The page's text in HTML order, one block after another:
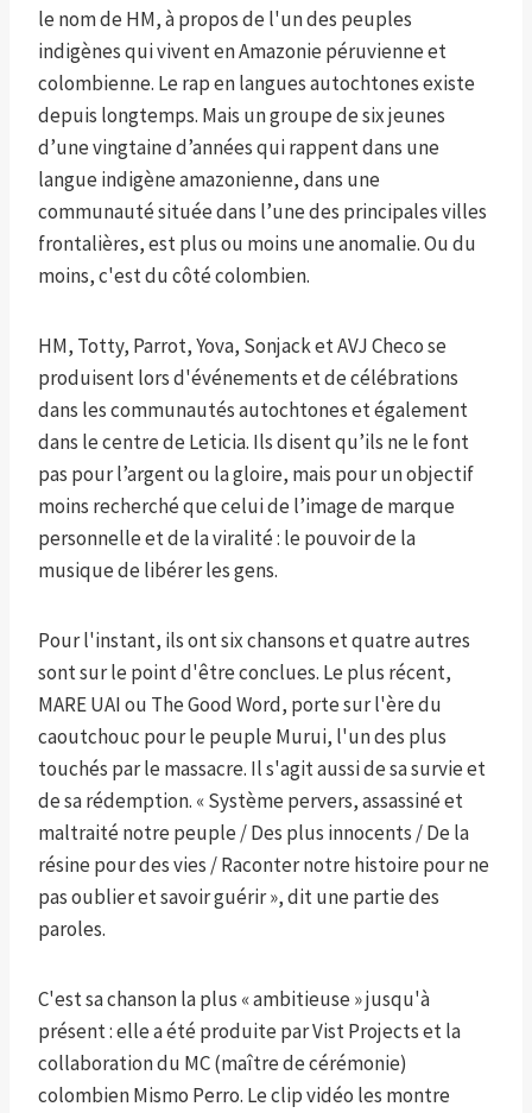
le nom de HM, à propos de l'un des peuples
indigènes qui vivent en Amazonie péruvienne et
colombienne. Le rap en langues autochtones existe
depuis longtemps. Mais un groupe de six jeunes
d’une vingtaine d’années qui rappent dans une
langue indigène amazonienne, dans une
communauté située dans l’une des principales villes
frontalières, est plus ou moins une anomalie. Ou du
moins, c'est du côté colombien.
HM, Totty, Parrot, Yova, Sonjack et AVJ Checo se
produisent lors d'événements et de célébrations
dans les communautés autochtones et également
dans le centre de Leticia. Ils disent qu’ils ne le font
pas pour l’argent ou la gloire, mais pour un objectif
moins recherché que celui de l’image de marque
personnelle et de la viralité : le pouvoir de la
musique de libérer les gens.
Pour l'instant, ils ont six chansons et quatre autres
sont sur le point d'être conclues. Le plus récent,
MARE UAI ou The Good Word, porte sur l'ère du
caoutchouc pour le peuple Murui, l'un des plus
touchés par le massacre. Il s'agit aussi de sa survie et
de sa rédemption. « Système pervers, assassiné et
maltraité notre peuple / Des plus innocents / De la
résine pour des vies / Raconter notre histoire pour ne
pas oublier et savoir guérir », dit une partie des
paroles.
C'est sa chanson la plus « ambitieuse » jusqu'à
présent : elle a été produite par Vist Projects et la
collaboration du MC (maître de cérémonie)
colombien Mismo Perro. Le clip vidéo les montre